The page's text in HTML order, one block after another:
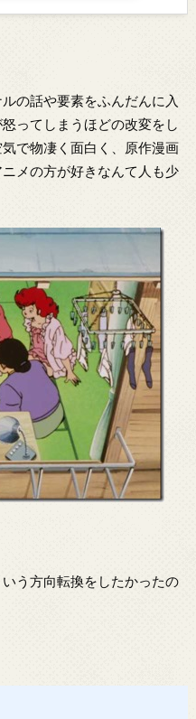
の話や要素をふんだんに入
ってしまうほどの改変をし
で物凄く面白く、原作漫画
メの方が好きなんて人も少
う方向転換をしたかったの